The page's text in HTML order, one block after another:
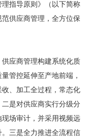
指导原则》（以下简称
范供应商管理，全方位保
应商管理构建系统化质
管控延伸至产地前端，
、加工全过程，常态化
是对供应商实行分级分
场审计，并采用视频远
三是全力推进全流程信